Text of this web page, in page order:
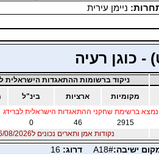
ניימן עירית
- כוגן רעיה
ניקוד ברשומות ההתאגדות הישראלית
מקומיות ארציות בינ"ל
ברשימת שחקני ההתאגדות הישראלית לברידג
2915
46
0
נקודות אמן ותארים נכונים ל06/08/2026
ישיבה:A18# דרוג:16